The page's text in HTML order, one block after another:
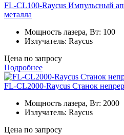
FL-CL100-Raycus Импульсный
металла
Мощность лазера, Вт: 100
Излучатель: Raycus
Цена по запросу
Подробнее
FL-CL2000-Raycus Станок
Мощность лазера, Вт: 2000
Излучатель: Raycus
Цена по запросу